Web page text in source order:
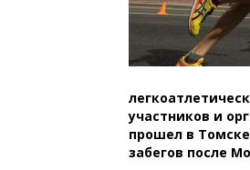
участников и
прошел в
забегов после